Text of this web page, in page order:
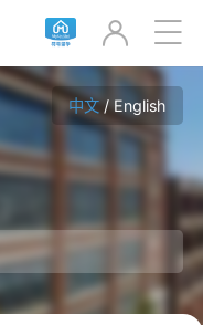
 
中文/English